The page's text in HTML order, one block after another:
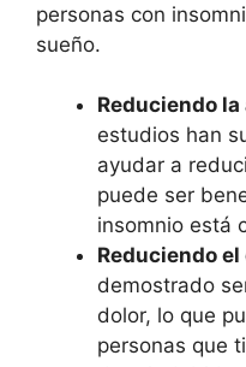
personas con
sueño.
Reduciendo
estudios han
ayudar a
puede ser
insomnio está
Reduciendo el
demostrado
dolor, lo que
personas que